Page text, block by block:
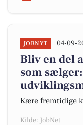
JOBNYT 04-09-
Bliv en del
som
Kære fremtidige
Kilde: JobNet